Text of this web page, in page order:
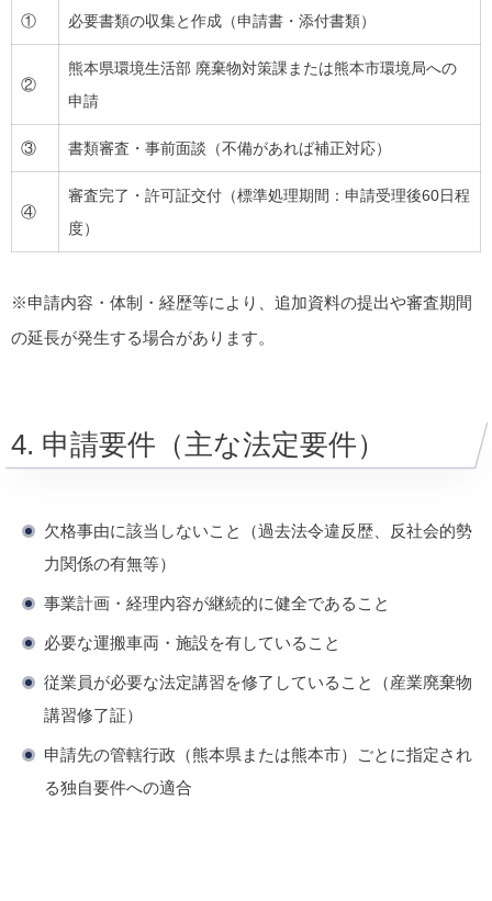
① 必要書類の収集と作成（申請書・添付書類）
②
熊本県環境生活部 廃棄物対策課または熊本市環境局への
申請
③ 書類審査・事前面談（不備があれば補正対応）
④
審査完了・許可証交付（標準処理期間：申請受理後60日程
度）
※申請内容・体制・経歴等により、追加資料の提出や審査期間
の延長が発生する場合があります。
4. 申請要件（主な法定要件）
欠格事由に該当しないこと（過去法令違反歴、反社会的勢
力関係の有無等）
事業計画・経理内容が継続的に健全であること
必要な運搬車両・施設を有していること
従業員が必要な法定講習を修了していること（産業廃棄物
講習修了証）
申請先の管轄行政（熊本県または熊本市）ごとに指定され
る独自要件への適合